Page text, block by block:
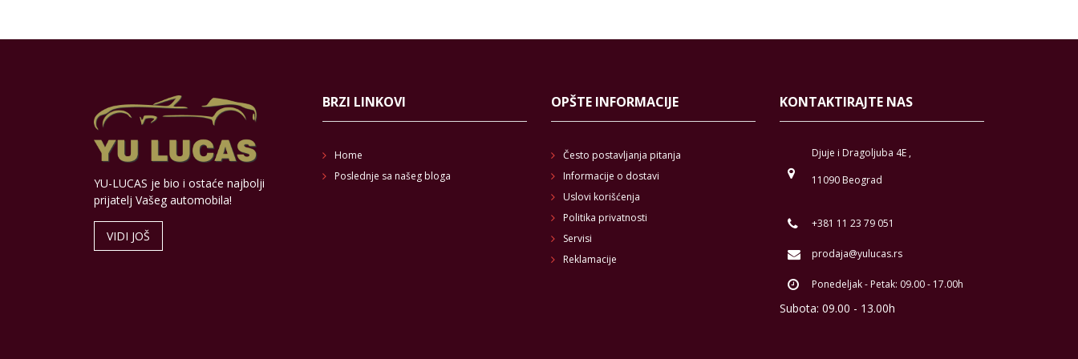
YU-LUCAS je bio i ostaće najbolji
prijatelj Vašeg automobila!
VIDI JOŠ
BRZI LINKOVI
Home
Poslednje sa našeg bloga
OPŠTE INFORMACIJE
Često postavljanja pitanja
Informacije o dostavi
Uslovi korišćenja
Politika privatnosti
Servisi
Reklamacije
KONTAKTIRAJTE NAS
Djuje i Dragoljuba 4E ,
11090 Beograd
+381 11 23 79 051
prodaja@yulucas.rs
Ponedeljak - Petak: 09.00 - 17.00h
Subota: 09.00 - 13.00h